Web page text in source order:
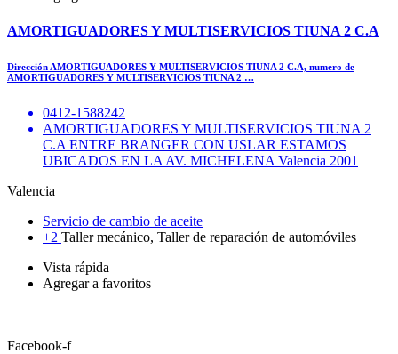
AMORTIGUADORES Y MULTISERVICIOS TIUNA 2 C.A
Dirección AMORTIGUADORES Y MULTISERVICIOS TIUNA 2 C.A, numero de
AMORTIGUADORES Y MULTISERVICIOS TIUNA 2 …
0412-1588242
AMORTIGUADORES Y MULTISERVICIOS TIUNA 2
C.A ENTRE BRANGER CON USLAR ESTAMOS
UBICADOS EN LA AV. MICHELENA Valencia 2001
Valencia
Servicio de cambio de aceite
+2 Taller mecánico, Taller de reparación de automóviles
Vista rápida
Agregar a favoritos
Facebook-f